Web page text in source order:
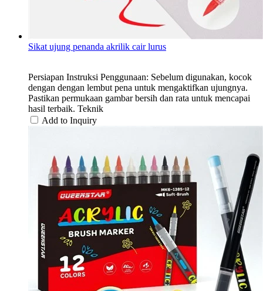
Sikat ujung penanda akrilik cair lurus
Persiapan Instruksi Penggunaan: Sebelum digunakan, kocok
dengan dengan lembut pena untuk mengaktifkan ujungnya.
Pastikan permukaan gambar bersih dan rata untuk mencapai
hasil terbaik. Teknik
Add to Inquiry